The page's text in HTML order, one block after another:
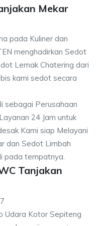
Mekar
pada Kuliner dan
menghadirkan Sedot
Lemak Chatering dari
kami sedot secara
sebagai Perusahaan
24 Jam untuk
Kami siap Melayani
dan Sedot Limbah
pada tempatnya.
Tanjakan
Udara Kotor Sepiteng